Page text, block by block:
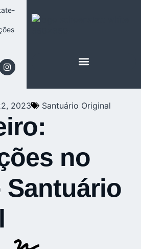
2023 Santuário Original
no
Santuário